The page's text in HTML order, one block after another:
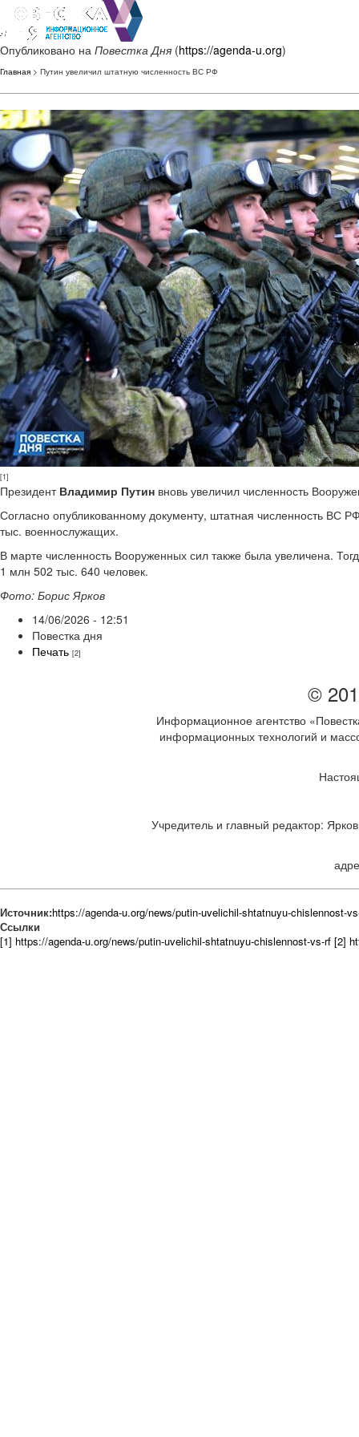
Опубликовано на Повестка Дня (https://agenda-u.org)
Главная > Путин увеличил штатную численность ВС РФ
[1]
Президент Владимир Путин вновь увеличил численность
Согласно опубликованному документу, штатная численность ВС
тыс. военнослужащих.
В марте численность Вооруженных сил также была увеличена.
1 млн 502 тыс. 640 человек.
Фото: Борис Ярков
14/06/2026 - 12:51
Повестка дня
Печать [2]
©
Информационное агентство
информационных технологий и
Учредитель и главный редактор:
Источник:https://agenda-u.org/news/putin-uvelichil-shtatnuyu-chislennost-
Ссылки
[1] https://agenda-u.org/news/putin-uvelichil-shtatnuyu-chislennost-vs-rf [2]